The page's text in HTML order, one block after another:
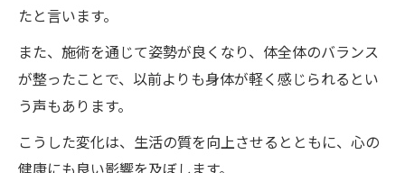
たと言います。
また、施術を通じて姿勢が良くなり、体全体のバランス
が整ったことで、以前よりも身体が軽く感じられるとい
う声もあります。
こうした変化は、生活の質を向上させるとともに、心の
健康にも良い影響を及ぼします。